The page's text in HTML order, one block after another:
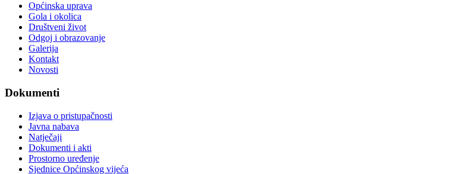
Općinska uprava
Gola i okolica
Društveni život
Odgoj i obrazovanje
Galerija
Kontakt
Novosti
Dokumenti
Izjava o pristupačnosti
Javna nabava
Natječaji
Dokumenti i akti
Prostorno uređenje
Sjednice Općinskog vijeća